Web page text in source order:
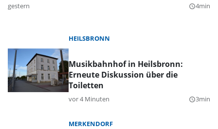
gestern query_builder4min
HEILSBRONN
Musikbahnhof in Heilsbronn:
Erneute Diskussion über die
Toiletten
vor 4 Minuten query_builder3min
MERKENDORF